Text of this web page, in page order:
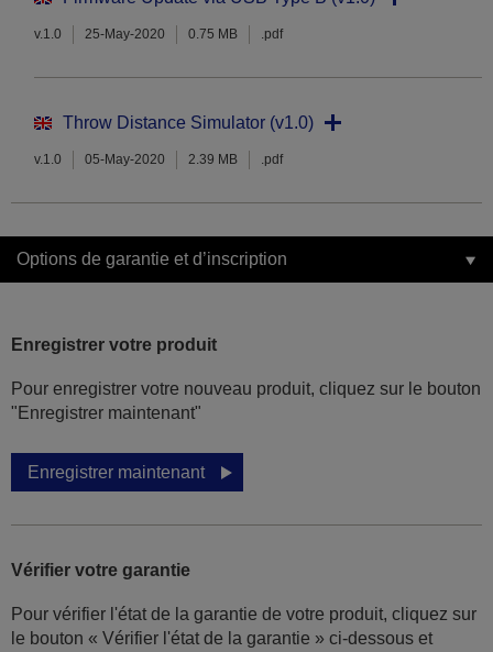
v.1.0 25-May-2020 0.75 MB .pdf
Throw Distance Simulator (v1.0)
v.1.0 05-May-2020 2.39 MB .pdf
Options de garantie et d’inscription
Enregistrer votre produit
Pour enregistrer votre nouveau produit, cliquez sur le bouton
"Enregistrer maintenant"
Enregistrer maintenant
Vérifier votre garantie
Pour vérifier l'état de la garantie de votre produit, cliquez sur
le bouton « Vérifier l'état de la garantie » ci-dessous et